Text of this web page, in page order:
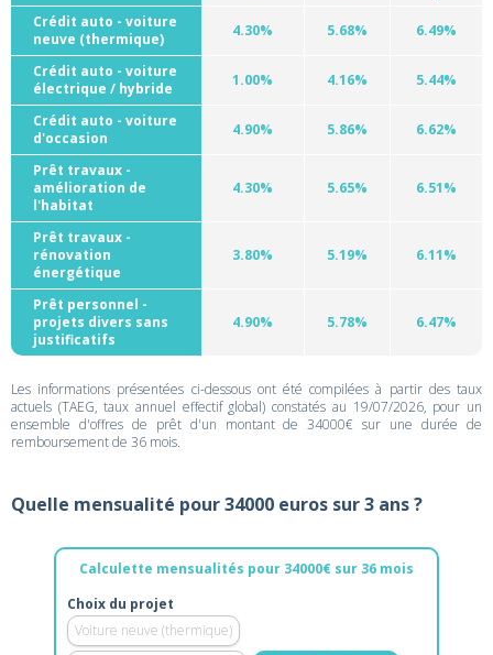
Crédit auto - voiture
neuve (thermique)
4.30% 5.68% 6.49%
Crédit auto - voiture
électrique / hybride
1.00% 4.16% 5.44%
Crédit auto - voiture
d'occasion
4.90% 5.86% 6.62%
Prêt travaux -
amélioration de
l'habitat
4.30% 5.65% 6.51%
Prêt travaux -
rénovation
énergétique
3.80% 5.19% 6.11%
Prêt personnel -
projets divers sans
justificatifs
4.90% 5.78% 6.47%
Les informations présentées ci-dessous ont été compilées à partir des taux
actuels (TAEG, taux annuel effectif global) constatés au 19/07/2026, pour un
ensemble d'offres de prêt d'un montant de 34000€ sur une durée de
remboursement de 36 mois.
Quelle mensualité pour 34000 euros sur 3 ans ?
Calculette mensualités pour 34000€ sur 36 mois
Choix du projet
Voiture neuve (thermique)